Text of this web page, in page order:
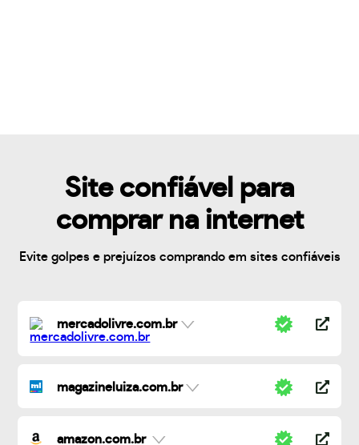
Site confiável para
comprar na internet
Evite golpes e prejuízos comprando em sites confiáveis
mercadolivre.com.br
magazineluiza.com.br
amazon.com.br